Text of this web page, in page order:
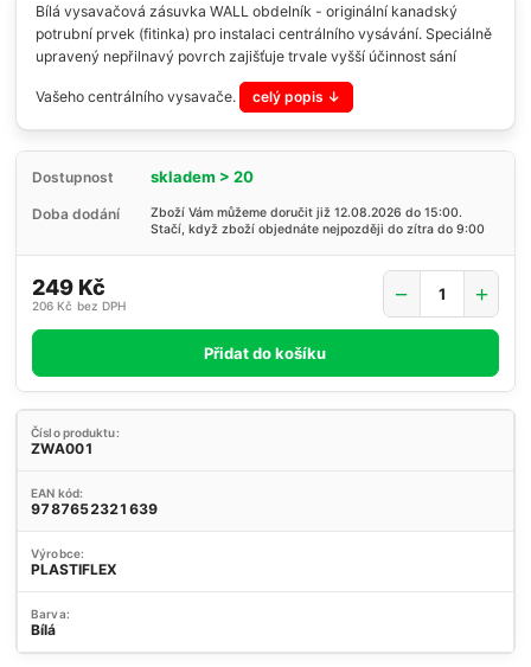
Bílá vysavačová zásuvka WALL obdelník - originální kanadský
potrubní prvek (fitinka) pro instalaci centrálního vysávání. Speciálně
upravený nepřilnavý povrch zajišťuje trvale vyšší účinnost sání
Vašeho centrálního vysavače. celý popis
Dostupnost skladem > 20
Doba dodání
Zboží Vám můžeme doručit již 12.08.2026 do 15:00.
Stačí, když zboží objednáte nejpozději do zítra do 9:00
249 Kč
206 Kč bez DPH
Přidat do košíku
Číslo produktu:
ZWA001
EAN kód:
9787652321639
Výrobce:
PLASTIFLEX
Barva:
Bílá